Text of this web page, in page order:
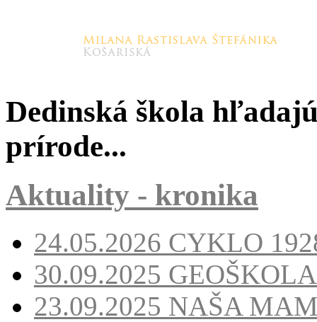
Dedinská škola
prírode...
Aktuality - kronika
24.05.2026 CYKLO
30.09.2025
23.09.2025 NAŠA